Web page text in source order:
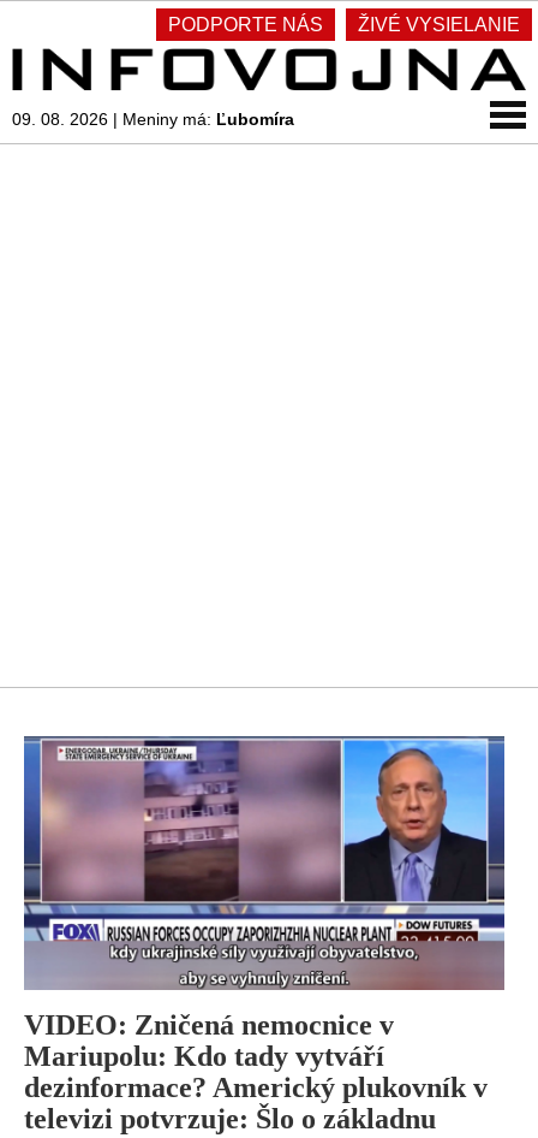
PODPORTE NÁS ŽIVÉ VYSIELANIE
09. 08. 2026 | Meniny má: Ľubomíra
VIDEO: Zničená nemocnice v
Mariupolu: Kdo tady vytváří
dezinformace? Americký plukovník v
televizi potvrzuje: Šlo o základnu